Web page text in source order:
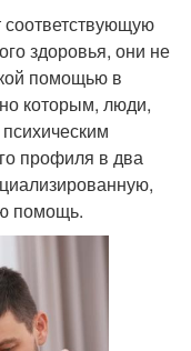
соответствующую
здоровья, они не
помощью в
которым, люди,
профиля в два
помощь.